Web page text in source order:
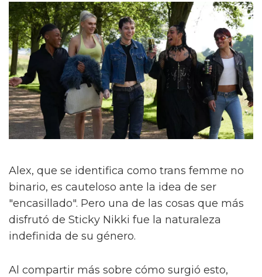
Alex, que se identifica como trans femme no
binario, es cauteloso ante la idea de ser
"encasillado". Pero una de las cosas que más
disfrutó de Sticky Nikki fue la naturaleza
indefinida de su género.
Al compartir más sobre cómo surgió esto,